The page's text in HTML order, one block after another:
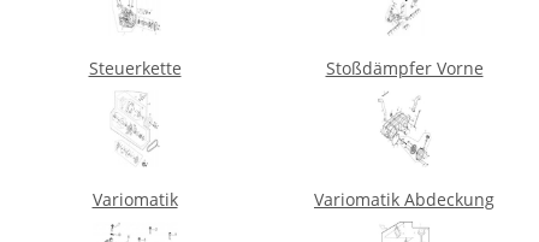
Steuerkette Stoßdämpfer Vorne
Variomatik Variomatik Abdeckung